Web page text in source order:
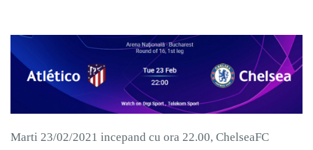
Marti 23/02/2021 incepand cu ora 22.00, ChelseaFC